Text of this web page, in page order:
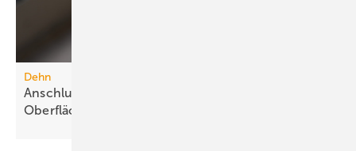
Dehn
Anschlussklemme für Stahlbauteile mit
Oberflächenschutz